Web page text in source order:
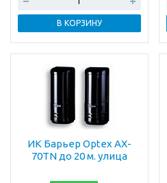
В КОРЗИНУ
ИК Барьер Optex AX-
70ТN до 20 м. улица